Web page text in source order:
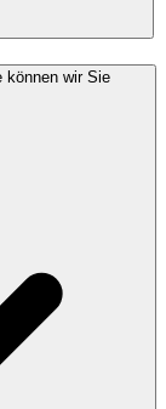
können wir Sie